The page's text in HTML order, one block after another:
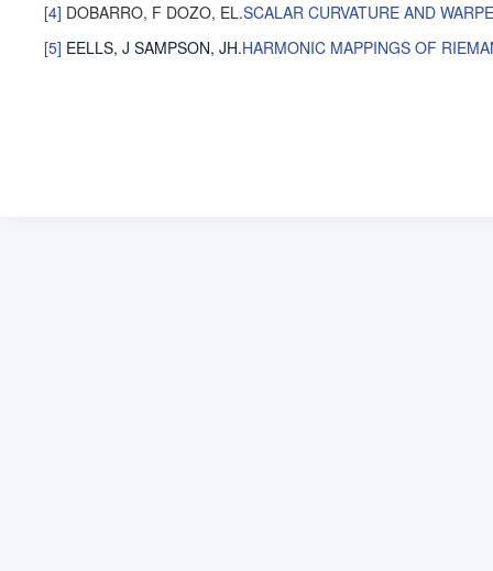
[4] DOBARRO, F DOZO, EL.SCALAR CURVATURE AND
[5] EELLS, J SAMPSON, JH.HARMONIC MAPPINGS OF